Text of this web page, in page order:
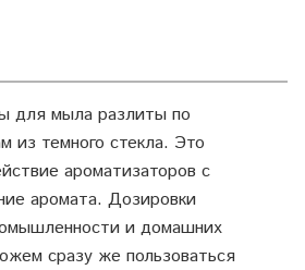
для мыла разлиты по
из темного стекла. Это
ароматизаторов с
аромата. Дозировки
и домашних
сразу же пользоваться